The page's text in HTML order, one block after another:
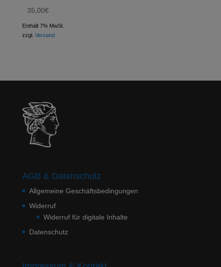
35,00€
Enthält 7% MwSt.
zzgl. Versand
AGB & Datenschutz
Allgemeine Geschäftsbedingungen
Widerruf
Widerruf für digitale Inhalte
Datenschutz